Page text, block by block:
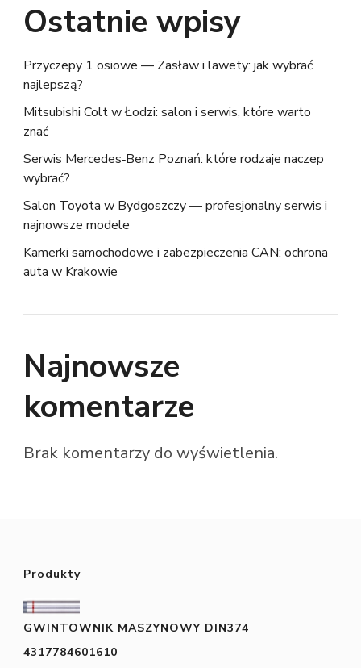
Ostatnie wpisy
Przyczepy 1 osiowe — Zasław i lawety: jak wybrać
najlepszą?
Mitsubishi Colt w Łodzi: salon i serwis, które warto
znać
Serwis Mercedes‑Benz Poznań: które rodzaje naczep
wybrać?
Salon Toyota w Bydgoszczy — profesjonalny serwis i
najnowsze modele
Kamerki samochodowe i zabezpieczenia CAN: ochrona
auta w Krakowie
Najnowsze
komentarze
Brak komentarzy do wyświetlenia.
Produkty
GWINTOWNIK MASZYNOWY DIN374
4317784601610